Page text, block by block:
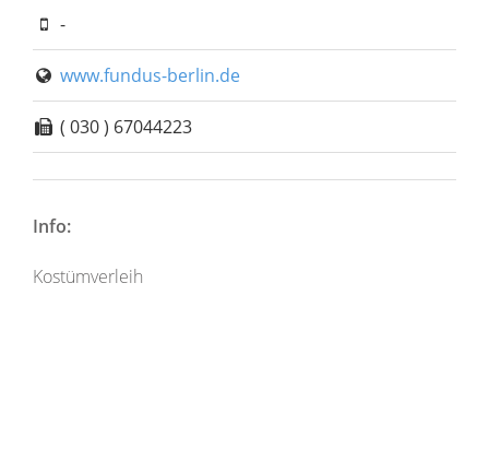
-
www.fundus-berlin.de
( 030 ) 67044223
Info:
Kostümverleih